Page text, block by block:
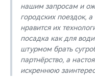
нашим запросам и
городских поездок,
нравится их
посадка как для
штурмом брать
партнёрство, а
искреннюю